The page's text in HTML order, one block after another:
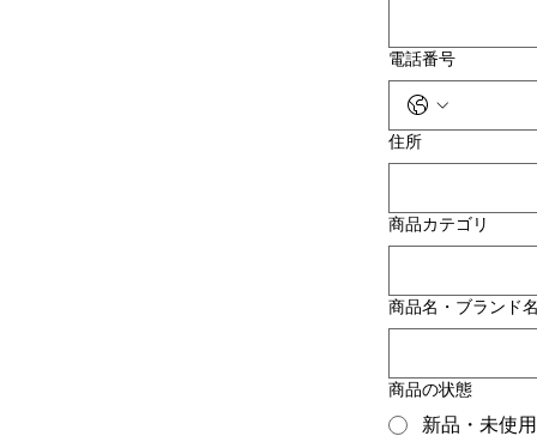
電話番号
住所
商品カテゴリ
商品名・ブランド
商品の状態
新品・未使用